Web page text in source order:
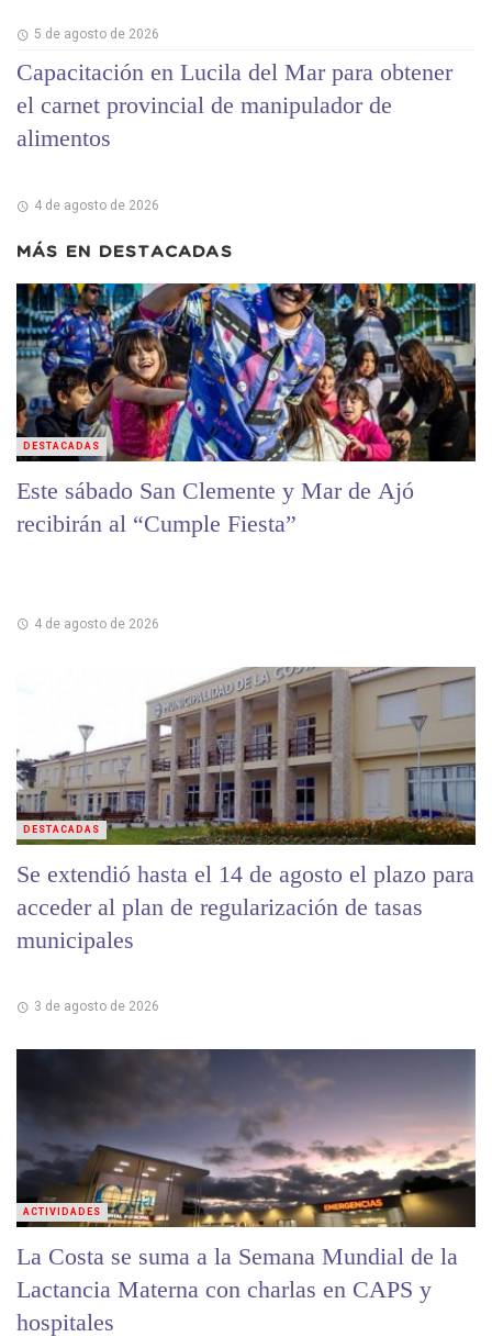
5 de agosto de 2026
Capacitación en Lucila del Mar para obtener
el carnet provincial de manipulador de
alimentos
4 de agosto de 2026
MÁS EN DESTACADAS
Este sábado San Clemente y Mar de Ajó
recibirán al “Cumple Fiesta”
4 de agosto de 2026
DESTACADAS
Se extendió hasta el 14 de agosto el plazo para
acceder al plan de regularización de tasas
municipales
3 de agosto de 2026
DESTACADAS
La Costa se suma a la Semana Mundial de la
Lactancia Materna con charlas en CAPS y
hospitales
ACTIVIDADES